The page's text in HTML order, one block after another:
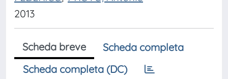
2013
Scheda breve
Scheda completa
Scheda completa (DC)